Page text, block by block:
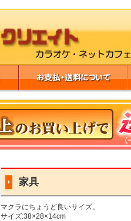
家具
マクラにちょうど良いサイズ。
サイズ:38×28×14cm